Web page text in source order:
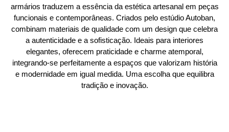
armários traduzem a essência da estética artesanal em peças
funcionais e contemporâneas. Criados pelo estúdio Autoban,
combinam materiais de qualidade com um design que celebra
a autenticidade e a sofisticação. Ideais para interiores
elegantes, oferecem praticidade e charme atemporal,
integrando-se perfeitamente a espaços que valorizam história
e modernidade em igual medida. Uma escolha que equilibra
tradição e inovação.